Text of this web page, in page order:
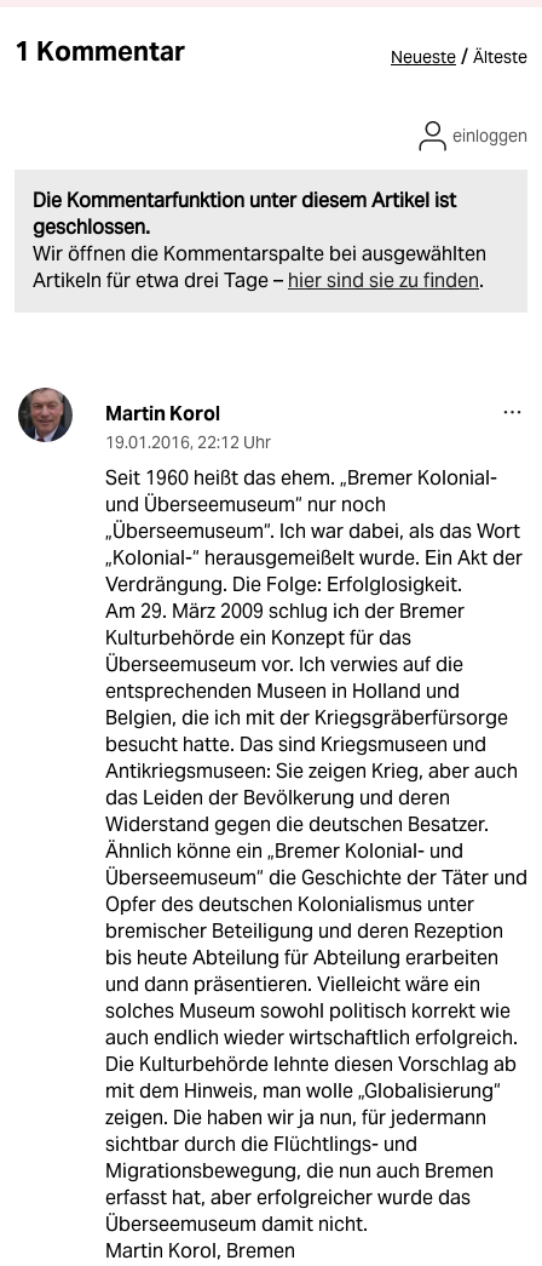
1 Kommentar Neueste / Älteste
Die Kommentarfunktion unter diesem Artikel ist
geschlossen.
Wir öffnen die Kommentarspalte bei ausgewählten
Artikeln für etwa drei Tage – hier sind sie zu finden.
einloggen
Martin Korol
19.01.2016, 22:12 Uhr
Seit 1960 heißt das ehem. „Bremer Kolonial-
und Überseemuseum“ nur noch
„Überseemuseum“. Ich war dabei, als das Wort
„Kolonial-“ herausgemeißelt wurde. Ein Akt der
Verdrängung. Die Folge: Erfolglosigkeit.
Am 29. März 2009 schlug ich der Bremer
Kulturbehörde ein Konzept für das
Überseemuseum vor. Ich verwies auf die
entsprechenden Museen in Holland und
Belgien, die ich mit der Kriegsgräberfürsorge
besucht hatte. Das sind Kriegsmuseen und
Antikriegsmuseen: Sie zeigen Krieg, aber auch
das Leiden der Bevölkerung und deren
Widerstand gegen die deutschen Besatzer.
Ähnlich könne ein „Bremer Kolonial- und
Überseemuseum“ die Geschichte der Täter und
Opfer des deutschen Kolonialismus unter
bremischer Beteiligung und deren Rezeption
bis heute Abteilung für Abteilung erarbeiten
und dann präsentieren. Vielleicht wäre ein
solches Museum sowohl politisch korrekt wie
auch endlich wieder wirtschaftlich erfolgreich.
Die Kulturbehörde lehnte diesen Vorschlag ab
mit dem Hinweis, man wolle „Globalisierung“
zeigen. Die haben wir ja nun, für jedermann
sichtbar durch die Flüchtlings- und
Migrationsbewegung, die nun auch Bremen
erfasst hat, aber erfolgreicher wurde das
Überseemuseum damit nicht.
Martin Korol, Bremen